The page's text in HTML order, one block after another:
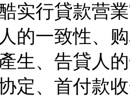
实行貸款营
的一致性、
生、告貸人
定、首付款